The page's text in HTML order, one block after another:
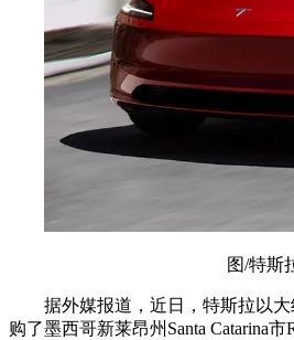
图/特斯
据外媒报道，近日，特斯拉以
购了墨西哥新莱昂州Santa Catarina市